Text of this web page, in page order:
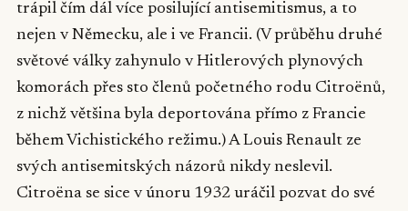
trápil čím dál více posilující antisemitismus, a to
nejen v Německu, ale i ve Francii. (V průběhu druhé
světové války zahynulo v Hitlerových plynových
komorách přes sto členů početného rodu Citroënů,
z nichž většina byla deportována přímo z Francie
během Vichistického režimu.) A Louis Renault ze
svých antisemitských názorů nikdy neslevil.
Citroëna se sice v únoru 1932 uráčil pozvat do své